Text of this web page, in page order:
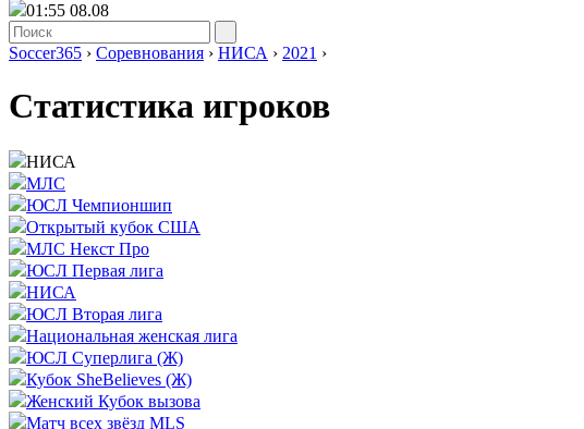
01:55 08.08
Soccer365 › Соревнования › НИСА › 2021 ›
Статистика игроков
НИСА
МЛС
ЮСЛ Чемпионшип
Открытый кубок США
МЛС Некст Про
ЮСЛ Первая лига
НИСА
ЮСЛ Вторая лига
Национальная женская лига
ЮСЛ Суперлига (Ж)
Кубок SheBelieves (Ж)
Женский Кубок вызова
Матч всех звёзд MLS